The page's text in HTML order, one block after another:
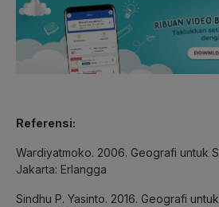
Referensi:
Wardiyatmoko. 2006. Geografi untuk
Jakarta: Erlangga
Sindhu P. Yasinto. 2016. Geografi